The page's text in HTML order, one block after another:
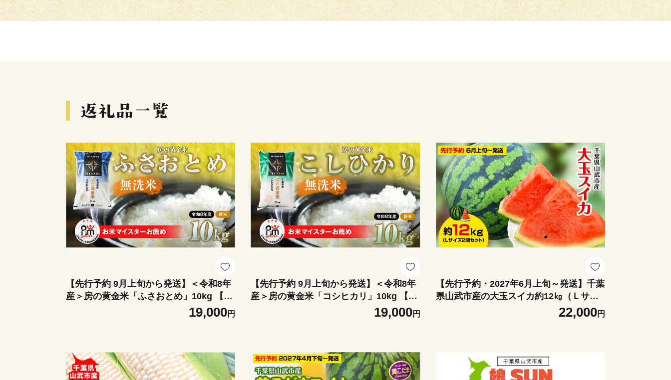
【先行予約 9月上旬から発送】＜令和8年
産＞房の黄金米「ふさおとめ」10kg 【ふ
るさと納税 人気 おすすめ ランキング 穀
物 米 ふさおとめ 精米 令和8年産 おいし
19,000円
【先行予約 9月上旬から発送】＜令和8年
産＞房の黄金米「コシヒカリ」10kg 【ふ
るさと納税 人気 おすすめ ランキング 穀
物 米 コシヒカリ 精米 令和8年産 おいし
19,000円
【先行予約・2027年6月上旬～発送】千葉
県山武市産の大玉スイカ約12㎏（Ｌサイ
ズ２個セット）／祭ばやし スイカ 大玉ス
22,000円